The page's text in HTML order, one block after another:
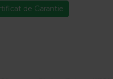
de Garantie